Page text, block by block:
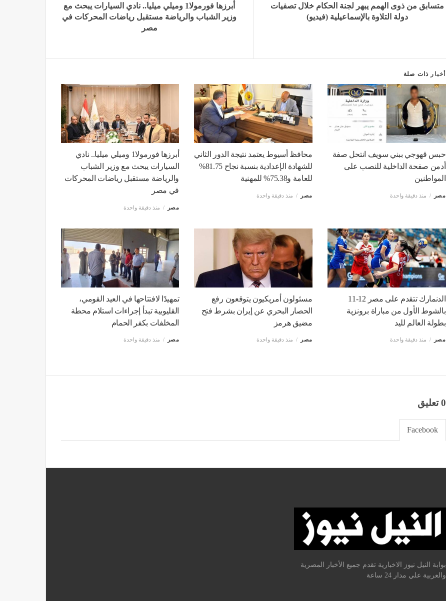
متسابق من ذوى الهمم يبهر لجنة الحكام خلال تصفيات
دولة التلاوة بالإسماعيلية (فيديو)
أبرزها فورمولا1 وميلي ميليا.. نادي السيارات يبحث مع
وزير الشباب والرياضة مستقبل ‏‏‏رياضات المحركات في
مصر
أخبار ذات صلة
حبس قهوجي ببني سويف انتحل صفة
أدمن صفحة الداخلية للنصب على
المواطنين
مصر منذ دقيقة واحدة
محافظ أسيوط يعتمد نتيجة الدور الثاني
للشهادة الإعدادية بنسبة نجاح 81.75%
للعامة و75.38% للمهنية
مصر منذ دقيقة واحدة
أبرزها فورمولا1 وميلي ميليا.. نادي
السيارات يبحث مع وزير الشباب
والرياضة مستقبل ‏‏‏رياضات المحركات
في مصر
مصر منذ دقيقة واحدة
الدنمارك تتقدم على مصر 12-11
بالشوط الأول من مباراة برونزية
بطولة العالم لليد
مصر منذ دقيقة واحدة
مسئولون أمريكيون يتوقعون رفع
الحصار البحري عن إيران بشرط فتح
مضيق هرمز
مصر منذ دقيقة واحدة
تمهيدًا لافتتاحها في العيد القومي،
القليوبية تبدأ إجراءات استلام محطة
المخلفات بكفر الحمام
مصر منذ دقيقة واحدة
0 تعليق
Facebook
بوابة النيل نيوز الاخبارية تقدم جميع الأخبار المصرية
والعربية علي مدار 24 ساعة